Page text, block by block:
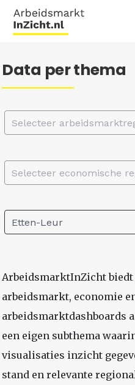
Data per thema
Selecteer
Selecteer economische
Etten-Leur
ArbeidsmarktInZicht biedt
arbeidsmarkt, economie
arbeidsmarktdashboards
een eigen subthema
visualisaties inzicht
stand en relevante